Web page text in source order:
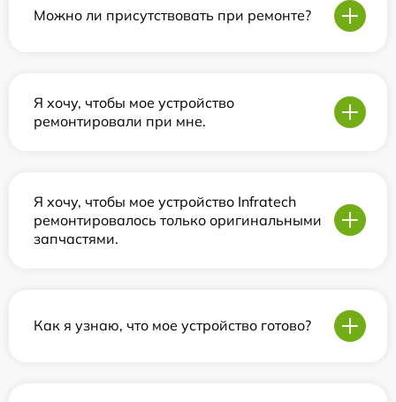
Можно ли присутствовать при ремонте?
Я хочу, чтобы мое устройство
ремонтировали при мне.
Я хочу, чтобы мое устройство Infratech
ремонтировалось только оригинальными
запчастями.
Как я узнаю, что мое устройство готово?